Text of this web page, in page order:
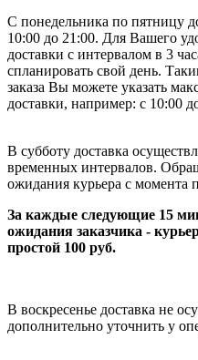
С понедельника по пятницу
10:00 до 21:00. Для Вашего
доставки с интервалом в 3
спланировать свой день.
заказа Вы можете указать
доставки, например: с 10:00
В субботу доставка
временных интервалов.
ожидания курьера с момента
За каждые следующие 15
ожидания заказчика -
простой 100 руб.
В воскресенье доставка не
дополнительно уточнить у